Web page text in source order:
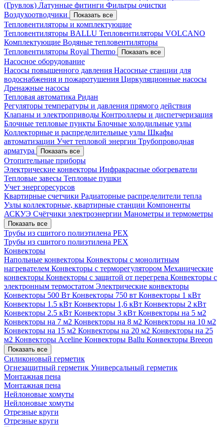
(Грувлок) Латунные фитинги Фильтры очистки
Воздухоотводчики
Показать все
Тепловентиляторы и комплектующие
Тепловентиляторы BALLU Тепловентиляторы VOLCANO
Комплектующие Водяные тепловентиляторы
Тепловентиляторы Royal Thermo
Показать все
Насосное оборудование
Насосы повышенного давления Насосные станции для
водоснабжения и пожаротушения Циркуляционные насосы
Дренажные насосы
Тепловая автоматика Ридан
Регуляторы температуры и давления прямого действия
Клапаны и электроприводы Контроллеры и диспетчеризация
Блочные тепловые пункты Блочные холодильные узлы
Коллекторные и распределительные узлы Шкафы
автоматизации Учет тепловой энергии Трубопроводная
арматура
Показать все
Отопительные приборы
Электрические конвекторы Инфракрасные обогреватели
Тепловые завесы Тепловые пушки
Учет энергоресурсов
Квартирные счетчики Радиаторные распределители тепла
Узлы коллекторные, квартирные станции Компоненты
АСКУЭ Счётчики электроэнергии Манометры и термометры
Показать все
Трубы из сшитого полиэтилена PEX
Трубы из сшитого полиэтилена PEX
Конвекторы
Напольные конвекторы Конвекторы с монолитным
нагревателем Конвекторы с терморегулятором Механические
конвекторы Конвекторы с защитой от перегрева Конвекторы с
электронным термостатом Электрические конвекторы
Конвекторы 500 Вт Конвекторы 750 вт Конвекторы 1 кВт
Конвекторы 1.5 кВт Конвекторы 1,6 кВт Конвекторы 2 кВт
Конвекторы 2.5 кВт Конвекторы 3 кВт Конвекторы на 5 м2
Конвекторы на 7 м2 Конвекторы на 8 м2 Конвекторы на 10 м2
Конвекторы на 15 м2 Конвекторы на 20 м2 Конвекторы на 25
м2 Конвекторы Aceline Конвекторы Ballu Конвекторы Breeon
Показать все
Силиконовый герметик
Огнезащитный герметик Универсальный герметик
Монтажная пена
Монтажная пена
Нейлоновые хомуты
Нейлоновые хомуты
Отрезные круги
Отрезные круги